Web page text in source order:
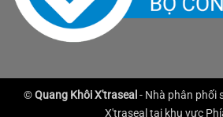
©Quang Khôi X'traseal - Nhà phân phối
X'traseal tại khu vực